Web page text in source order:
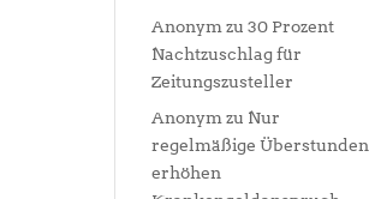
Anonym zu30 Prozent
Nachtzuschlag für
Zeitungszusteller
Anonym zu Nur
regelmäßige Überstunden
erhöhen